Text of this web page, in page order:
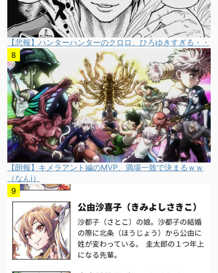
【悲報】ハンターハンターのクロロ、ひろゆきすぎる・・
【朗報】キメラアント編のMVP、満場一致で決まるｗｗ
（なんj）